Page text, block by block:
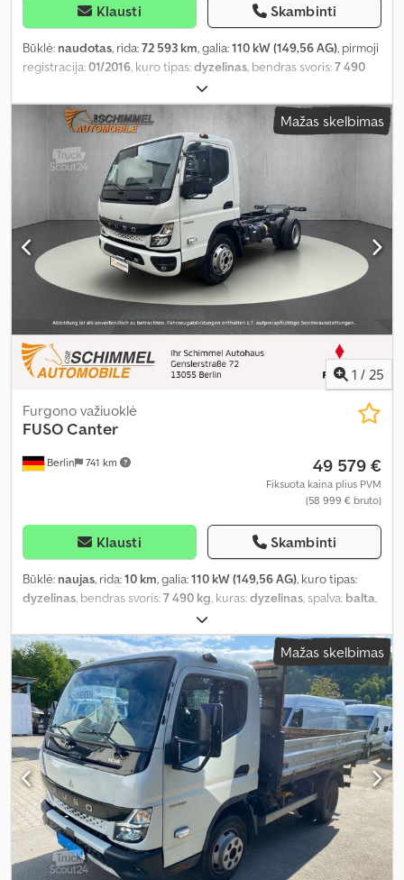
Klausti Skambinti
Būklė: naudotas, rida:72 593 km, galia:110 kW (149,56 AG), pirmoji
registracija:01/2016, kuro tipas:dyzelinas, bendras svoris:7 490
mechaninis
sėdimų vietų skaičius:3, Įranga:oro kondicionavimas,
Mažas skelbimas
1 / 25
Berlin 741 km
Furgono važiuoklė
FUSOCanter
49 579 €
Fiksuota kaina plius PVM
(58 999 € bruto)
Klausti Skambinti
Būklė: naujas, rida:10 km, galia:110 kW (149,56 AG), kuro tipas:
dyzelinas, bendras svoris:7 490 kg, kuras:dyzelinas, spalva: balta,
, pavaros tipas:
Euro 6, sėdimų vietų skaičius:3, Įranga:oro kondicionavimas,
Mažas skelbimas